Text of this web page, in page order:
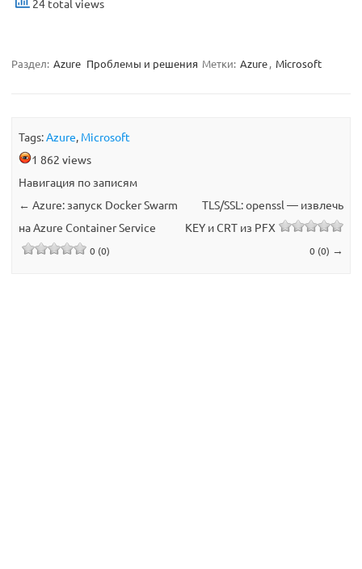
24 total views
Раздел: Azure Проблемы и решения Метки: Azure, Microsoft
Tags:Azure, Microsoft
1 862 views
Навигация по записям
← Azure: запуск Docker Swarm
на Azure Container Service
0 (0)
TLS/SSL: openssl — извлечь
KEY и CRT из PFX
0 (0) →